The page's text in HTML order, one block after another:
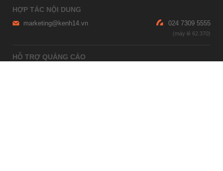
HỢP TÁC NỘI DUNG
marketing@kenh14.vn 024 7309 5555
HỖ TRỢ QUẢNG CÁO